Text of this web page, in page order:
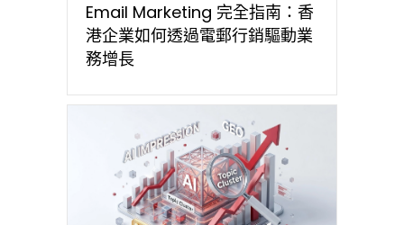
Email Marketing 完全指南：香
港企業如何透過電郵行銷驅動業
務增長